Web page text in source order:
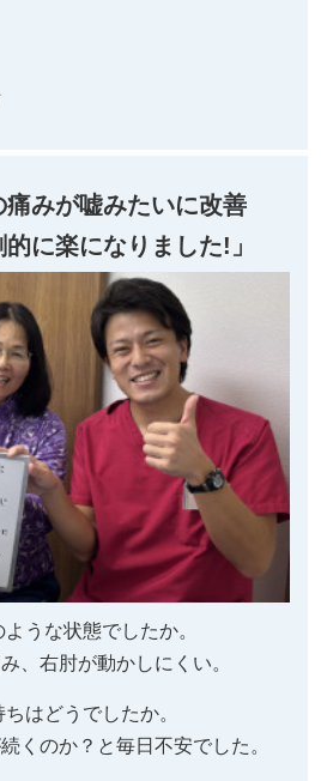
痛みが嘘みたいに改善
に楽になりました!」
うな状態でしたか。
、右肘が動かしにくい。
はどうでしたか。
くのか？と毎日不安でした。